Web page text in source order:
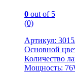
0 out of 5
(0)
Артикул:
Основной
Количество
Мощность: